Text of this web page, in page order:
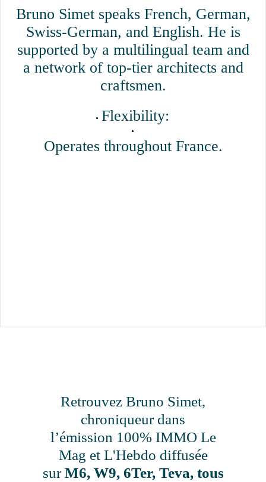
Bruno Simet speaks French, German,
Swiss-German, and English. He is
supported by a multilingual team and
a network of top-tier architects and
craftsmen.
Flexibility:
Operates throughout France.
Retrouvez Bruno Simet,
chroniqueur dans
l’émission 100% IMMO Le
Mag et L'Hebdo diffusée
surM6, W9, 6Ter, Teva, tous